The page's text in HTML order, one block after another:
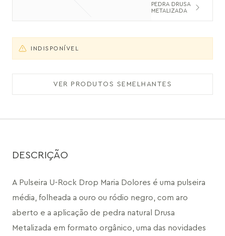
PEDRA DRUSA
METALIZADA
INDISPONÍVEL
VER PRODUTOS SEMELHANTES
DESCRIÇÃO
A Pulseira U-Rock Drop Maria Dolores é uma pulseira
média, folheada a ouro ou ródio negro, com aro
aberto e a aplicação de pedra natural Drusa
Metalizada em formato orgânico, uma das novidades